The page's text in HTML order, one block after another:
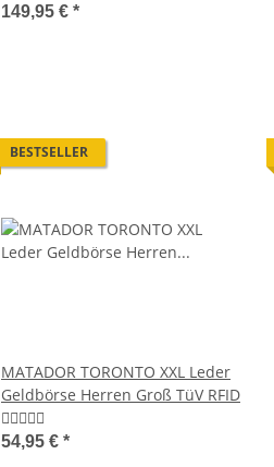
149,95 € *
BESTSELLER
MATADOR TORONTO XXL Leder
Geldbörse Herren Groß TüV RFID
54,95 € *